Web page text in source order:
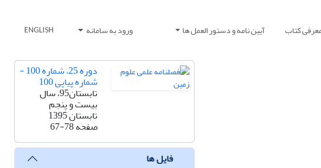
کتاب آیین نامه و دستور العمل ها ورود به سامانه ENGLISH
دوره 25، شماره 100 -
شماره پیاپی 100
تابستان95، سال
بیست و پنجم
تابستان 1395
صفحه67-78
فایل ها